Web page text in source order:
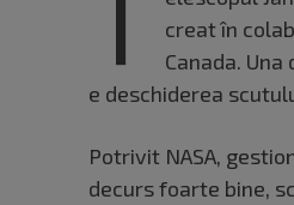
creat în
Canada.
e deschiderea
Potrivit NASA,
decurs foarte bine,